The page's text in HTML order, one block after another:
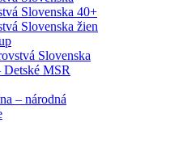
Slovenska 40+
Slovenska žien
Slovenska
MSR
– národná